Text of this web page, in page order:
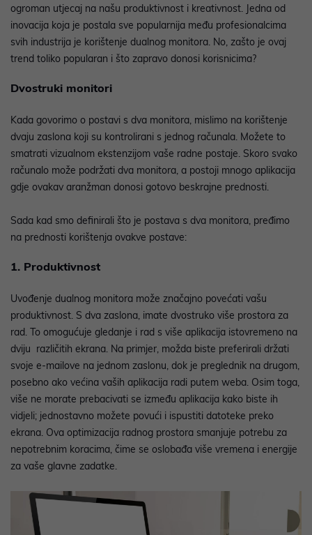
ogroman utjecaj na našu produktivnost i kreativnost. Jedna od
inovacija koja je postala sve popularnija među profesionalcima
svih industrija je korištenje dualnog monitora. No, zašto je ovaj
trend toliko popularan i što zapravo donosi korisnicima?
Dvostruki monitori
Kada govorimo o postavi s dva monitora, mislimo na korištenje
dvaju zaslona koji su kontrolirani s jednog računala. Možete to
smatrati vizualnom ekstenzijom vaše radne postaje. Skoro svako
računalo može podržati dva monitora, a postoji mnogo aplikacija
gdje ovakav aranžman donosi gotovo beskrajne prednosti.
Sada kad smo definirali što je postava s dva monitora, pređimo
na prednosti korištenja ovakve postave:
1. Produktivnost
Uvođenje dualnog monitora može značajno povećati vašu
produktivnost. S dva zaslona, imate dvostruko više prostora za
rad. To omogućuje gledanje i rad s više aplikacija istovremeno na
dviju različitih ekrana. Na primjer, možda biste preferirali držati
svoje e-mailove na jednom zaslonu, dok je preglednik na drugom,
posebno ako većina vaših aplikacija radi putem weba. Osim toga,
više ne morate prebacivati se između aplikacija kako biste ih
vidjeli; jednostavno možete povući i ispustiti datoteke preko
ekrana. Ova optimizacija radnog prostora smanjuje potrebu za
nepotrebnim koracima, čime se oslobađa više vremena i energije
za vaše glavne zadatke.